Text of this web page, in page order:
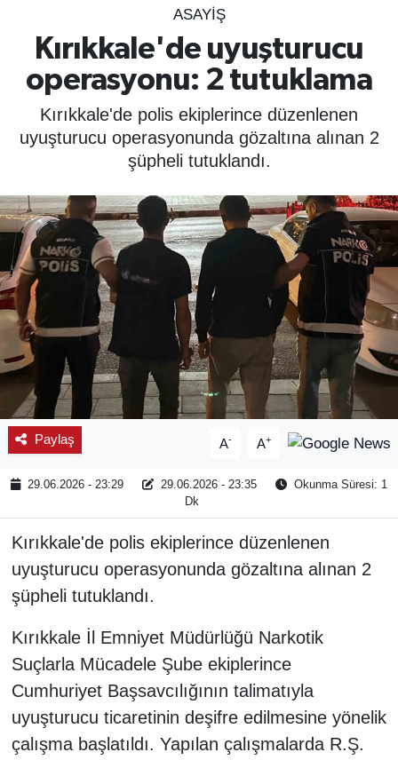
ASAYIŞ
Kırıkkale'de uyuşturucu
operasyonu: 2 tutuklama
Kırıkkale'de polis ekiplerince düzenlenen
uyuşturucu operasyonunda gözaltına alınan 2
şüpheli tutuklandı.
Paylaş A- A+
29.06.2026 - 23:29 29.06.2026 - 23:35
Okunma Süresi: 1
Dk
Kırıkkale'de polis ekiplerince düzenlenen
uyuşturucu operasyonunda gözaltına alınan 2
şüpheli tutuklandı.
Kırıkkale İl Emniyet Müdürlüğü Narkotik
Suçlarla Mücadele Şube ekiplerince
Cumhuriyet Başsavcılığının talimatıyla
uyuşturucu ticaretinin deşifre edilmesine yönelik
çalışma başlatıldı. Yapılan çalışmalarda R.Ş.
ÇEVRE
YAŞAM
BİLİM - TEKNOLOJİ
KADIN
KÜLTÜR SANAT
MAGAZİN